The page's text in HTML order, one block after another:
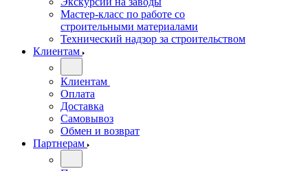
Мастер-класс по работе со
строительными материалами
Технический надзор за строительством
Клиентам
Клиентам
Оплата
Доставка
Самовывоз
Обмен и возврат
Партнерам